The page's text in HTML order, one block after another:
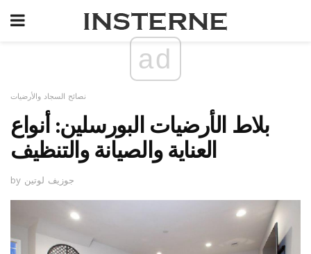
ad
نصائح السجاد والأرضيات
بلاط الأرضيات البورسلين: أنواع
العناية والصيانة والتنظيف
by جوزيف لوتين